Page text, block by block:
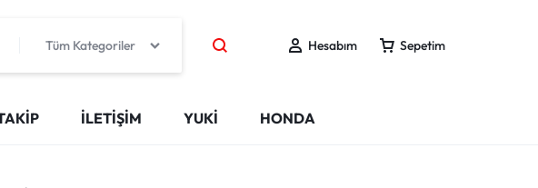
Tüm Kategoriler Hesabım Sepetim
İLETIŞIM YUKİ HONDA